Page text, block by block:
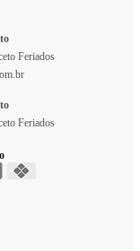
Feriados
Feriados